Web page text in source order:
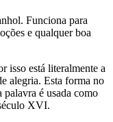
Funciona para
e qualquer boa
isso está literalmente a
alegria. Esta forma no
é usada como
XVI.